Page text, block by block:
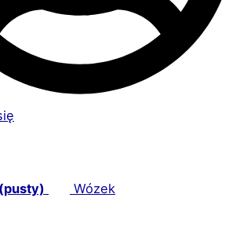
Wózek